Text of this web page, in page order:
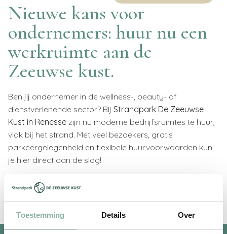
Toestemming Details Over
Nieuwe kans voor
ondernemers: huur nu een
werkruimte aan de
Zeeuwse kust.
Ben jij ondernemer in de wellness-, beauty- of
dienstverlenende sector? Bij Strandpark De Zeeuwse
Kust in Renesse zijn nu moderne bedrijfsruimtes te huur,
vlak bij het strand. Met veel bezoekers, gratis
parkeergelegenheid en flexibele huurvoorwaarden kun
je hier direct aan de slag!
Meer info:personeel@dezeeuwsekust.nl